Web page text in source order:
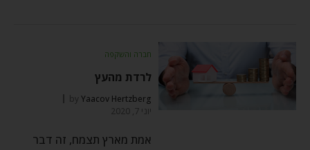
חברה והשקפה
לרדת מהעץ
byYaacov Hertzberg
יוני 7, 2020
אמת מארץ תצמח, זה דבר